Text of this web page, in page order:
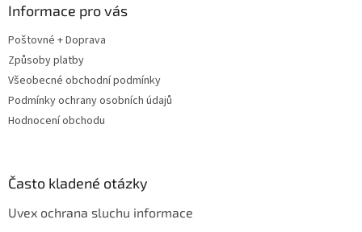
Informace pro vás
Poštovné + Doprava
Způsoby platby
Všeobecné obchodní podmínky
Podmínky ochrany osobních údajů
Hodnocení obchodu
Často kladené otázky
Uvex ochrana sluchu informace